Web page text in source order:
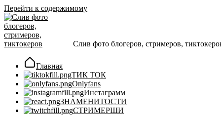
Перейти к содержимому
Слив фото блогеров, стримеров,
Главная
ТИК ТОК
Onlyfans
Инстаграмм
ЗНАМЕНИТОСТИ
СТРИМЕРШИ